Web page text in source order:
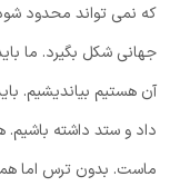
که نمی تواند محدود
جهانی شکل بگیرد. ما
آن هستیم بیاندیشیم.
داد و ستد داشته
ماست. بدون ترس اما